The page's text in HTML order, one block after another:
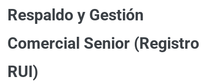
Respaldo y Gestión
Comercial Senior (Registro
RUI)